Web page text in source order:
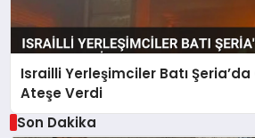
Israilli Yerleşimciler Batı
Ateşe Verdi
Son Dakika